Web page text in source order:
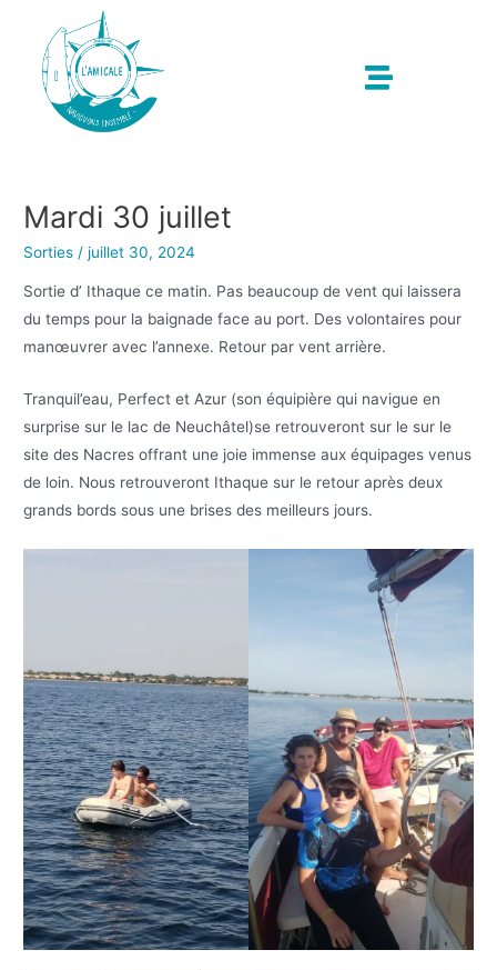
Mardi 30 juillet
Sorties /juillet 30, 2024
Sortie d’ Ithaque ce matin. Pas beaucoup de vent qui laissera
du temps pour la baignade face au port. Des volontaires pour
manœuvrer avec l’annexe. Retour par vent arrière.
Tranquil’eau, Perfect et Azur (son équipière qui navigue en
surprise sur le lac de Neuchâtel)se retrouveront sur le sur le
site des Nacres offrant une joie immense aux équipages venus
de loin. Nous retrouveront Ithaque sur le retour après deux
grands bords sous une brises des meilleurs jours.